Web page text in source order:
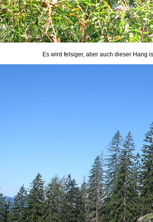
Es wird felsiger, aber auch dieser Hang